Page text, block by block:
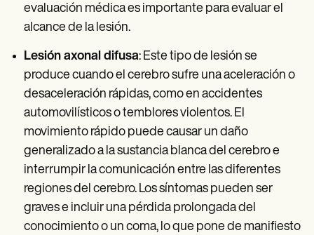
evaluación médica es importante para evaluar el
alcance de la lesión.
Lesión axonal difusa: Este tipo de lesión se
produce cuando el cerebro sufre una aceleración o
desaceleración rápidas, como en accidentes
automovilísticos o temblores violentos. El
movimiento rápido puede causar un daño
generalizado a la sustancia blanca del cerebro e
interrumpir la comunicación entre las diferentes
regiones del cerebro. Los síntomas pueden ser
graves e incluir una pérdida prolongada del
conocimiento o un coma, lo que pone de manifiesto